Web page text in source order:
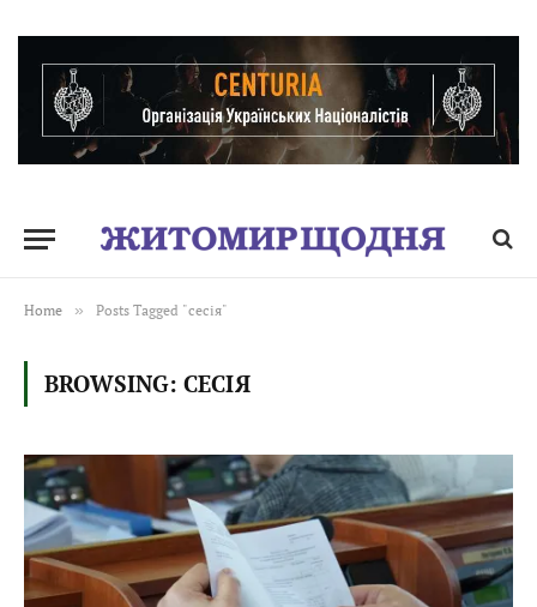
Home » Posts Tagged "сесія"
BROWSING: СЕСІЯ